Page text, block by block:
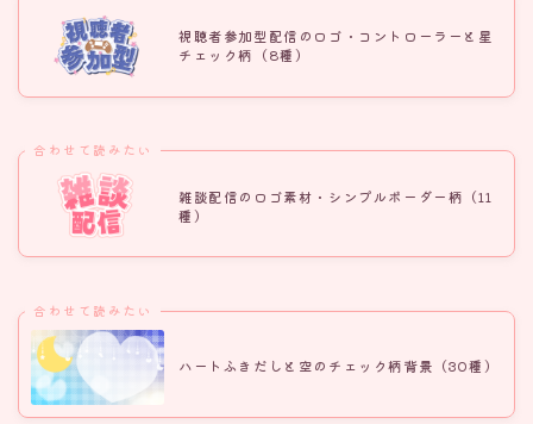
視聴者参加型配信のロゴ・コントローラーと星
チェック柄（8種）
合わせて読みたい
雑談配信のロゴ素材・シンプルボーダー柄（11
種）
合わせて読みたい
ハートふきだしと空のチェック柄背景（30種）